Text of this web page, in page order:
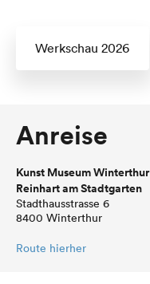
Werkschau 2026
Anreise
Kunst Museum Winterthur
Reinhart am Stadtgarten
Stadthausstrasse 6
8400 Winterthur
Route hierher